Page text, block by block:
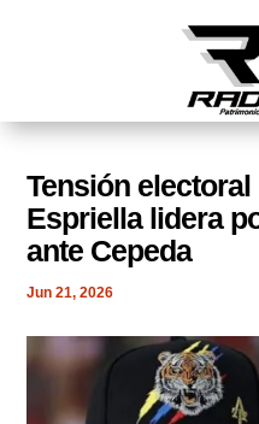
​Tensión
Espriella lidera
ante Cepeda
Jun 21, 2026